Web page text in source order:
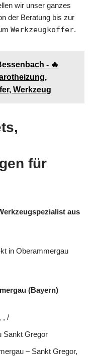
wir unser ganzes
der Beratung bis zur
Werkzeugkoffer.
- 🔥
Werkzeug
für
aus
in Oberammergau
(Bayern)
, /
Sankt Gregor
– Sankt Gregor,